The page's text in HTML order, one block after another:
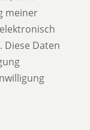
meiner
Daten